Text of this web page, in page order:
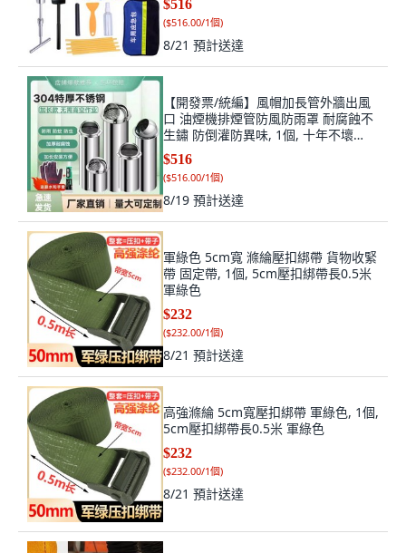
$516
($516.00/1個)
8/21 預計送達
【開發票/統編】風帽加長管外牆出風
口 油煙機排煙管防風防雨罩 耐腐蝕不
生鏽 防倒灌防異味, 1個, 十年不壞
【304】送免仃膠,加厚開孔100管長
300mm
$516
($516.00/1個)
8/19 預計送達
軍綠色 5cm寬 滌綸壓扣綁帶 貨物收緊
帶 固定帶, 1個, 5cm壓扣綁帶長0.5米
軍綠色
$232
($232.00/1個)
8/21 預計送達
高強滌綸 5cm寬壓扣綁帶 軍綠色, 1個,
5cm壓扣綁帶長0.5米 軍綠色
$232
($232.00/1個)
8/21 預計送達